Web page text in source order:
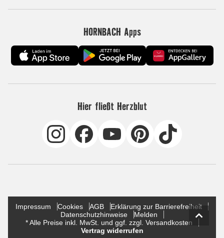
HORNBACH Apps
Hier fließt Herzblut
Impressum Cookies AGB
Erklärung zur Barrierefreiheit
Datenschutzhinweise
Melden
* Alle Preise inkl. MwSt. und ggf. zzgl. Versandkosten
Vertrag widerrufen